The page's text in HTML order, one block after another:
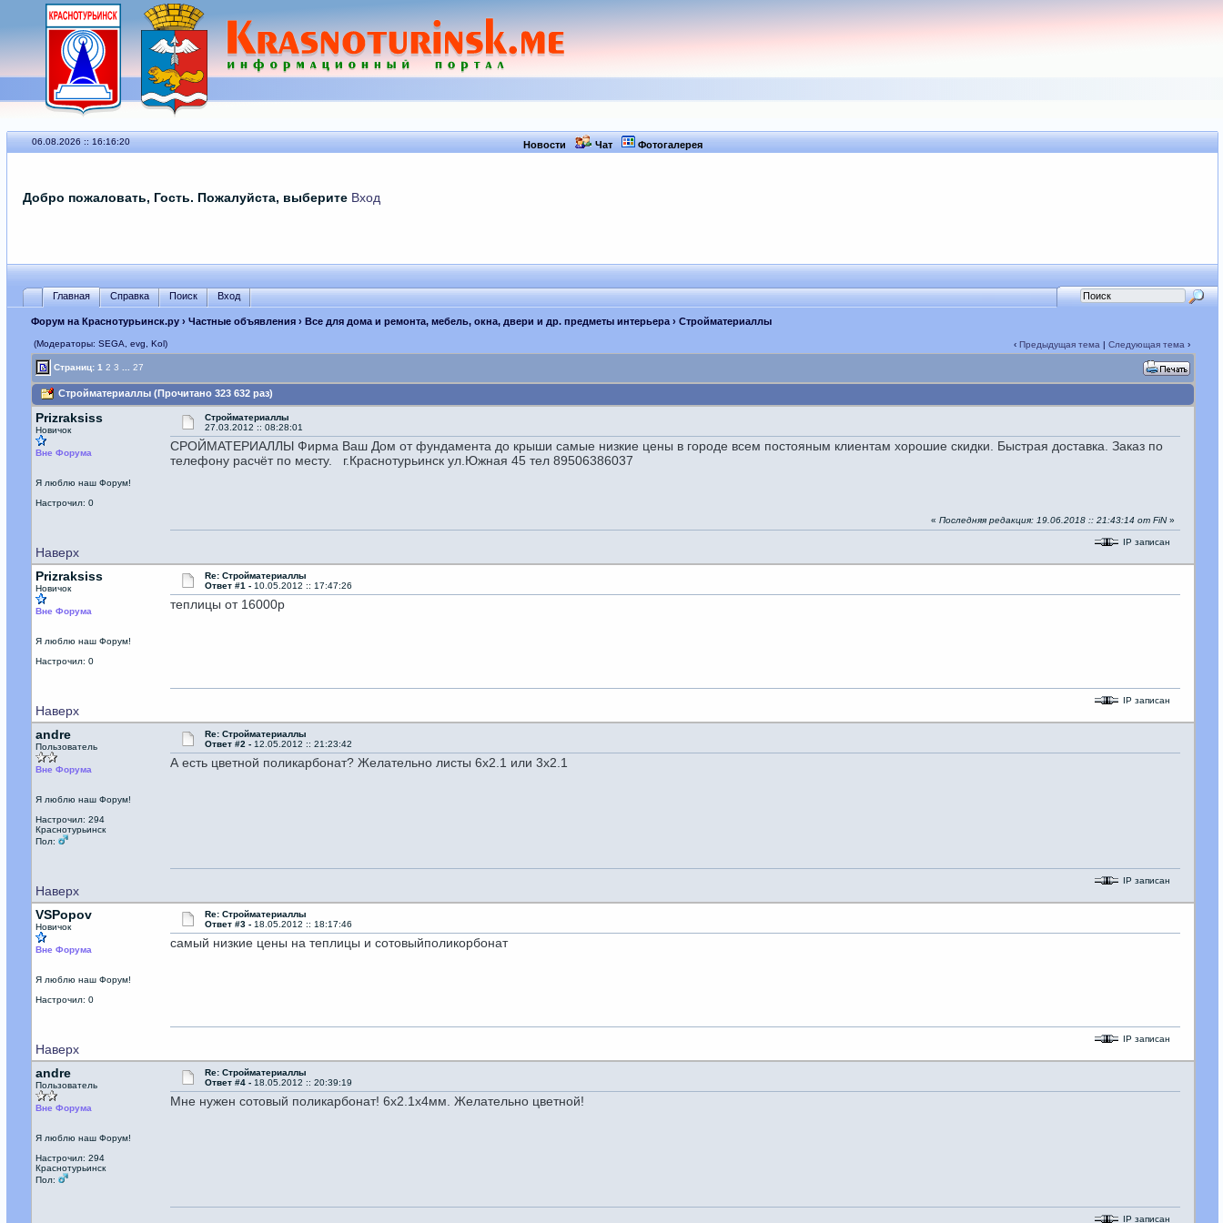
06.08.2026 :: 16:16:20 Новости Чат Фотогалерея
Добро пожаловать, Гость. Пожалуйста, выберите Вход
Главная Справка Поиск Вход
Форум на Краснотурьинск.ру› Частные объявления› Все для дома и ремонта, мебель, окна, двери и др. предметы интерьера› Стройматериаллы
(Модераторы: SEGА, evg, Kol) ‹Предыдущая тема |Следующая тема ›
Страниц:1 2 3 27
Стройматериаллы (Прочитано 323 632 раз)
Prizraksiss
Новичок
Вне Форума
Я люблю наш Форум!
Настрочил: 0
Стройматериаллы
27.03.2012 :: 08:28:01
СРОЙМАТЕРИАЛЛЫ Фирма Ваш Дом от фундамента до крыши самые низкие цены в городе всем постояным клиентам хорошие скидки. Быстрая доставка. Заказ по
телефону расчёт по месту. г.Краснотурьинск ул.Южная 45 тел 89506386037
Наверх
«Последняя редакция: 19.06.2018 :: 21:43:14 от FiN»
IP записан
Prizraksiss
Новичок
Вне Форума
Я люблю наш Форум!
Настрочил: 0
Re: Стройматериаллы
Ответ #1 - 10.05.2012 :: 17:47:26
теплицы от 16000р
Наверх
IP записан
andre
Пользователь
Вне Форума
Я люблю наш Форум!
Настрочил: 294
Краснотурьинск
Пол:
Re: Стройматериаллы
Ответ #2 - 12.05.2012 :: 21:23:42
А есть цветной поликарбонат? Желательно листы 6х2.1 или 3х2.1
Наверх
IP записан
VSPopov
Новичок
Вне Форума
Я люблю наш Форум!
Настрочил: 0
Re: Стройматериаллы
Ответ #3 - 18.05.2012 :: 18:17:46
самый низкие цены на теплицы и сотовыйполикорбонат
Наверх
IP записан
andre
Пользователь
Вне Форума
Я люблю наш Форум!
Настрочил: 294
Краснотурьинск
Пол:
Re: Стройматериаллы
Ответ #4 - 18.05.2012 :: 20:39:19
Мне нужен сотовый поликарбонат! 6х2.1х4мм. Желательно цветной!
IP записан